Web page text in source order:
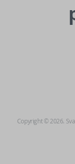
Copyright © 2026.